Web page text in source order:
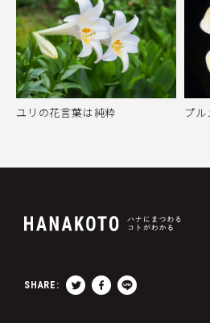
ユリの花言葉は純粋 プ
SHARE: